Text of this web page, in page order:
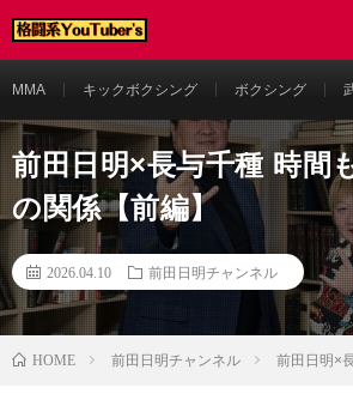
MMA キックボクシング ボクシング
前田日明×長与千種 時間
の関係【前編】
2026.04.10 前田日明チャンネル
HOME 前田日明チャンネル 前田日明×